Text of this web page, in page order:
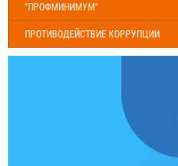
"ПРОФМИНИМУМ"
ПРОТИВОДЕЙСТВИЕ КОРРУПЦИИ